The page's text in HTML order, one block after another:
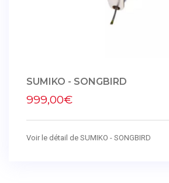
SUMIKO - SONGBIRD
999,00€
Voir le détail de SUMIKO - SONGBIRD